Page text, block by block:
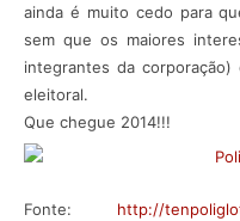
ainda é muito cedo para
sem que os maiores
integrantes da
eleitoral.
Que chegue 2014!!!
Fonte: http://